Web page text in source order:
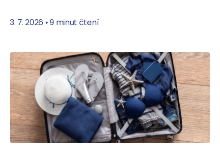
3. 7. 2026 •9 minut čtení